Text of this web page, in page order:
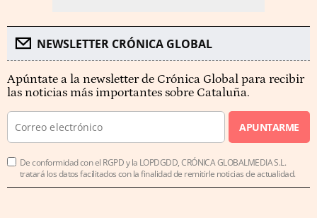
NEWSLETTER CRÓNICA GLOBAL
Apúntate a la newsletter de Crónica Global para recibir
las noticias más importantes sobre Cataluña.
APUNTARME
De conformidad con el RGPD y la LOPDGDD, CRÓNICA GLOBALMEDIA S.L.
tratará los datos facilitados con la finalidad de remitirle noticias de actualidad.